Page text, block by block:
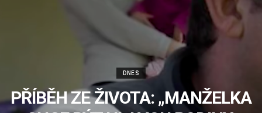
DNES
PŘÍBĚH ZE ŽIVOTA: „MANŽELKA